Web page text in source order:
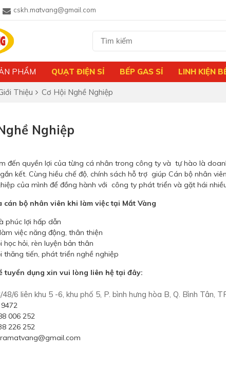
cskh.matvang@gmail.com
PHẨM QUẠT ĐIỆN SỈ BẾP GAS SỈ LINH KIỆN
Thiệu Cơ Hội Nghề Nghiệp
Nghiệp
đến quyền lợi của từng cá nhân trong công ty và tự hào là
kết. Cùng hiều chế độ, chính sách hỗ trợ giúp Cán bộ nhân
của mình để đồng hành với công ty phát triển và gặt hái
cán bộ nhân viên khi làm việc tại Mắt Vàng
phúc lợi hấp dẫn
việc năng động, thân thiện
học hỏi, rèn luyện bản thân
thăng tiến, phát triển nghề nghiệp
tuyển dụng xin vui lòng liên hệ tại đây:
48/6 liên khu 5 -6, khu phố 5, P. bình hưng hòa B, Q. Bình Tân,
006 252
226 252